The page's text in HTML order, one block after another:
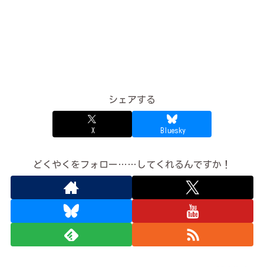
シェアする
X Bluesky
どくやくをフォロー……してくれるんですか！